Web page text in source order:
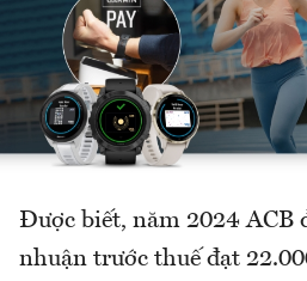
Được biết, năm 2024 ACB
nhuận trước thuế đạt